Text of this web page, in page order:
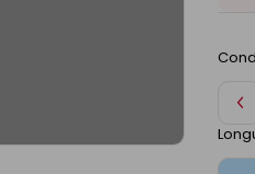
1